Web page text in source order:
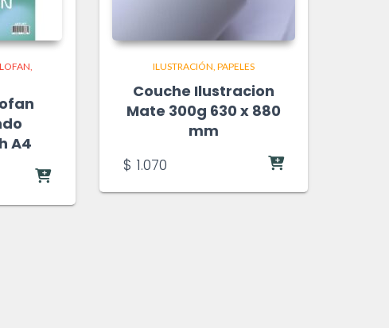
A4
ILUSTRACIÓN PAPELES
Couche Ilustracion
Mate 300g 630 x 880
mm
$ 1.070